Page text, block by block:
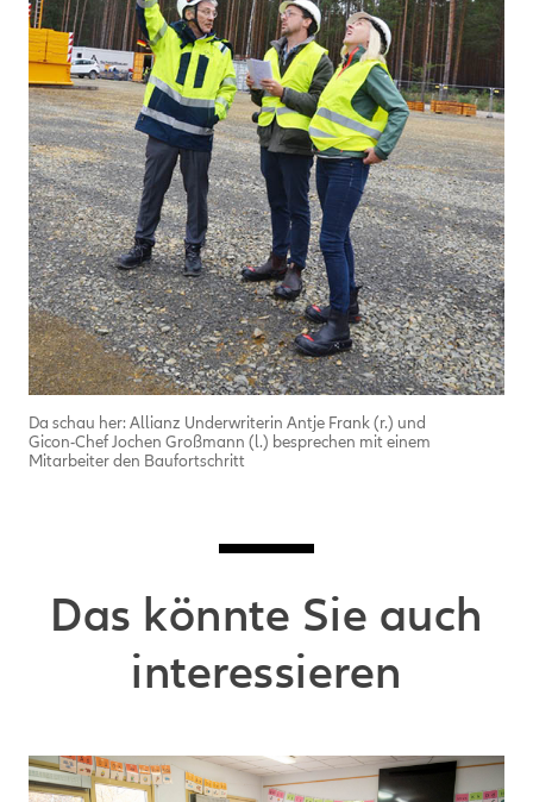
Da schau her: Allianz Underwriterin Antje Frank (r.) und
Gicon-Chef Jochen Großmann (l.) besprechen mit einem
Mitarbeiter den Baufortschritt
Das könnte Sie auch
interessieren